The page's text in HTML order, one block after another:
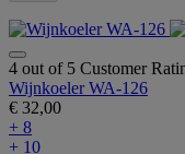
4 out of 5 Customer
Wijnkoeler WA-126
€ 32,00
+ 8
+ 10